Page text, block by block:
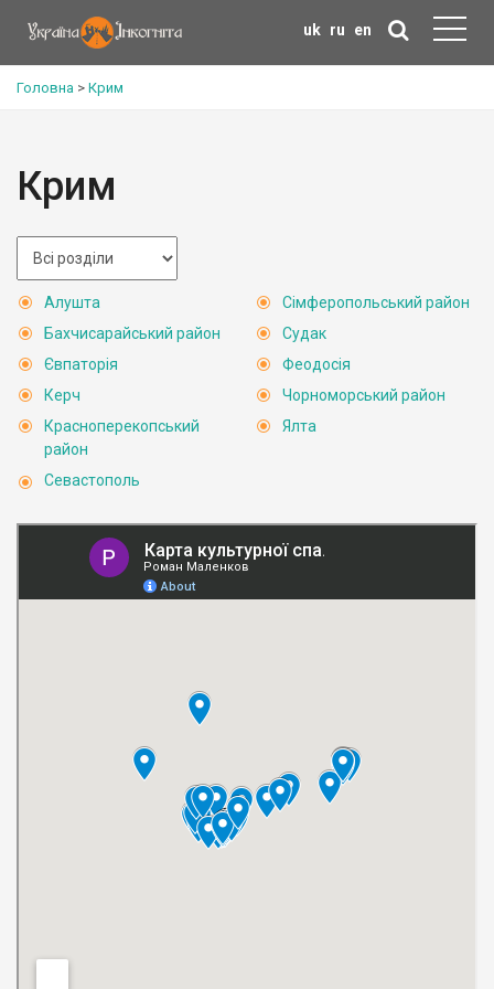
uk ru en
Головна > Крим
Крим
Алушта
Бахчисарайський район
Євпаторія
Керч
Красноперекопський
район
Севастополь
Сімферопольський район
Судак
Феодосія
Чорноморський район
Ялта